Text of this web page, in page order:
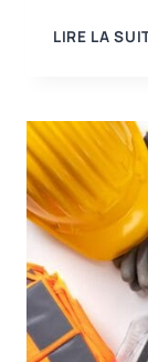
LIRE LA